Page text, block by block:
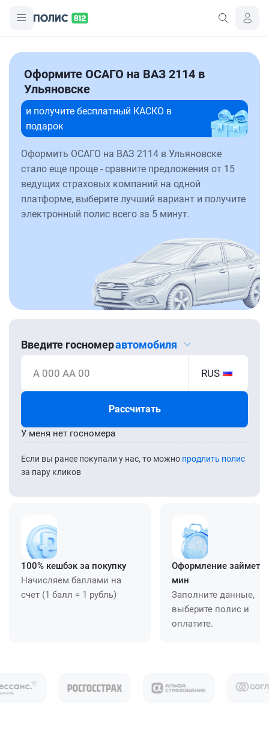
Оформите ОСАГО на ВАЗ 2114 в
Ульяновске
и получите бесплатный КАСКО в
подарок
Оформить ОСАГО на ВАЗ 2114 в Ульяновске
стало еще проще - сравните предложения от 15
ведущих страховых компаний на одной
платформе, выберите лучший вариант и получите
электронный полис всего за 5 минут.
Введите госномеравтомобиля
А 000 АА 00 RUS
Рассчитать
Если вы ранее покупали у нас, то можно продлить полис
за пару кликов
У меня нет госномера
100% кешбэк за покупку
Начисляем баллами на
счет (1 балл = 1 рубль)
Оформление займет
мин
Заполните данные,
выберите полис и
оплатите.